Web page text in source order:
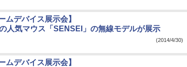
ムデバイス展示会】
人気マウス「SENSEI」の無線モデルが展示
(2014/4/30)
ムデバイス展示会】